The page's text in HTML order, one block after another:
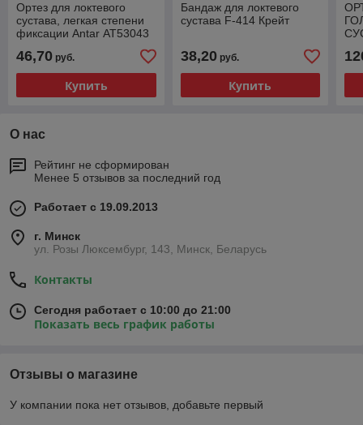
Ортез для локтевого
сустава, легкая степени
фиксации Antar АТ53043
46,70 руб.
Купить
Бандаж для локтевого
сустава F-414 Крейт
38,20руб.
Купить
О нас
Рейтинг не сформирован
Менее 5 отзывов за последний год
Работает с 19.09.2013
г. Минск
ул. Розы Люксембург, 143, Минск, Беларусь
Контакты
Сегодня работает с 10:00 до 21:00
Показать весь график работы
Отзывы о магазине
У компании пока нет отзывов, добавьте первый